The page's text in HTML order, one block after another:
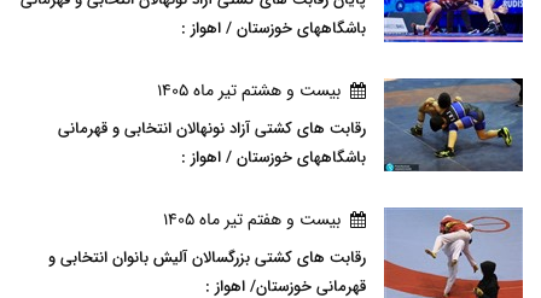
باشگاههای خوزستان / اهواز :
بيست و هشتم تير ماه 1405
رقابت های کشتی آزاد نونهالان انتخابی و قهرمانی
باشگاههای خوزستان / اهواز :
بيست و هفتم تير ماه 1405
رقابت های کشتی بزرگسالان آلیش بانوان انتخابی و
قهرمانی خوزستان/ اهواز :